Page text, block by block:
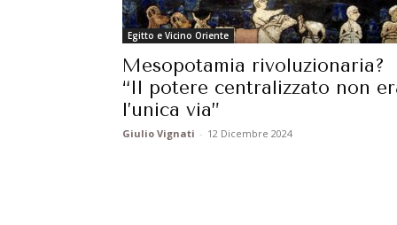
Egitto e Vicino Oriente
Mesopotamia rivoluzionaria?
“Il potere centralizzato non
l’unica via”
Giulio Vignati - 12 Dicembre 2024